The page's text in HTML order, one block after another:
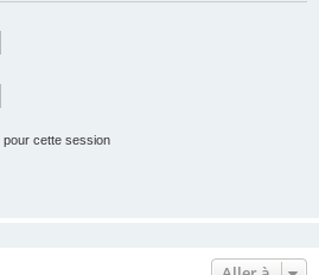
pour cette session